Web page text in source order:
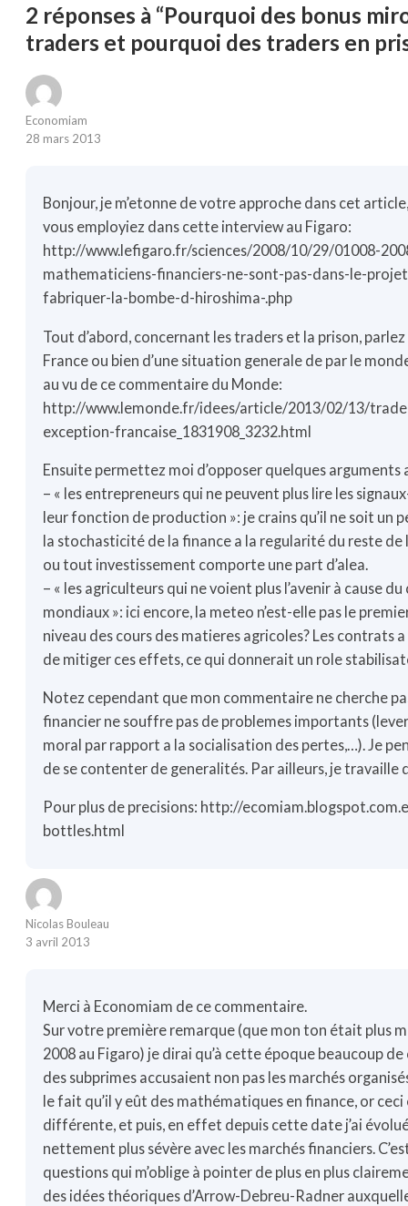
2 réponses à “Pourquoi des bonus
traders et pourquoi des traders en
Economiam
28 mars 2013
Bonjour, je m’etonne de votre approche dans cet
vous employiez dans cette interview au Figaro:
http://www.lefigaro.fr/sciences/2008/10/29/01008-
mathematiciens-financiers-ne-sont-pas-dans-le-
fabriquer-la-bombe-d-hiroshima-.php
Tout d’abord, concernant les traders et la prison,
France ou bien d’une situation generale de par le
au vu de ce commentaire du Monde:
http://www.lemonde.fr/idees/article/2013/02/13/
exception-francaise_1831908_3232.html
Ensuite permettez moi d’opposer quelques
– « les entrepreneurs qui ne peuvent plus lire les
leur fonction de production »: je crains qu’il ne soit un
la stochasticité de la finance a la regularité du reste de
ou tout investissement comporte une part d’alea.
– « les agriculteurs qui ne voient plus l’avenir à cause
mondiaux »: ici encore, la meteo n’est-elle pas le
niveau des cours des matieres agricoles? Les contrats
de mitiger ces effets, ce qui donnerait un role
Notez cependant que mon commentaire ne cherche
financier ne souffre pas de problemes importants
moral par rapport a la socialisation des pertes,…). Je
de se contenter de generalités. Par ailleurs, je travaille
Pour plus de precisions: http://
bottles.html
Nicolas Bouleau
3 avril 2013
Merci à Economiam de ce commentaire.
Sur votre première remarque (que mon ton était plus
2008 au Figaro) je dirai qu’à cette époque beaucoup
des subprimes accusaient non pas les marchés
le fait qu’il y eût des mathématiques en finance, or
différente, et puis, en effet depuis cette date j’ai
nettement plus sévère avec les marchés financiers.
questions qui m’oblige à pointer de plus en plus
des idées théoriques d’Arrow-Debreu-Radner